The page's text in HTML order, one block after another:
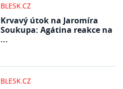
BLESK.CZ
Krvavý útok na Jaromíra
Soukupa: Agátina reakce na
...
BLESK.CZ